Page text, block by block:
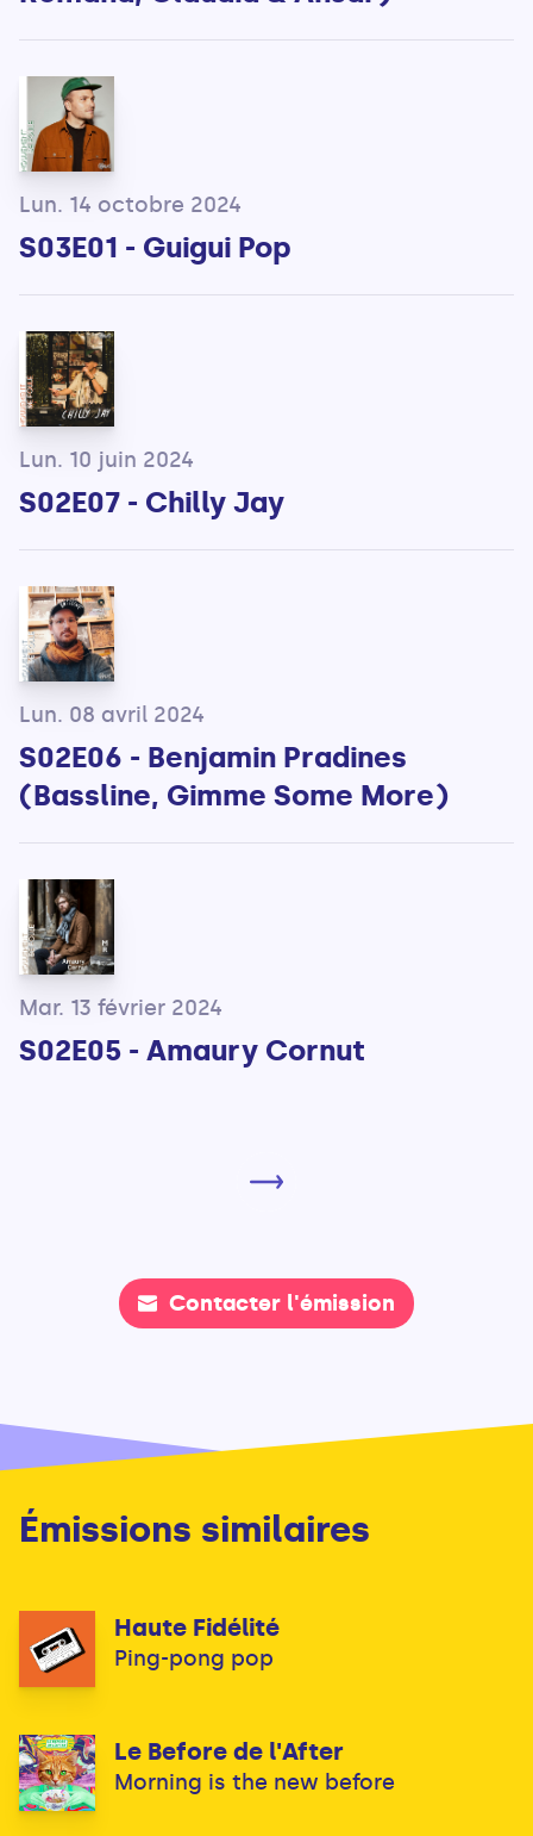
Lun. 14 octobre 2024
S03E01 - Guigui Pop
Lun. 10 juin 2024
S02E07 - Chilly Jay
Lun. 08 avril 2024
S02E06 - Benjamin Pradines
(Bassline, Gimme Some More)
Mar. 13 février 2024
S02E05 - Amaury Cornut
Contacter l'émission
Émissions similaires
Haute Fidélité
Ping-pong pop
Le Before de l'After
Morning is the new before